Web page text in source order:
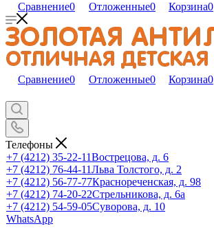
Сравнение0 Отложенные0 Корзина0
Сравнение0 Отложенные0 Корзина0
Телефоны
+7 (4212) 35-22-11Вострецова, д. 6
+7 (4212) 76-44-11Льва Толстого, д. 2
+7 (4212) 56-77-77Краснореченская, д. 98
+7 (4212) 74-20-22Стрельникова, д. 6а
+7 (4212) 54-59-05Суворова, д. 10
WhatsApp